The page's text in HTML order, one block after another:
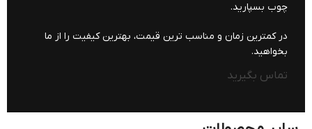
چوب بسپارید.
در کمترین زمان و مناسب ترین قیمت، بهترین کیفیت را از ما
بخواهید.
تماس بگیرید